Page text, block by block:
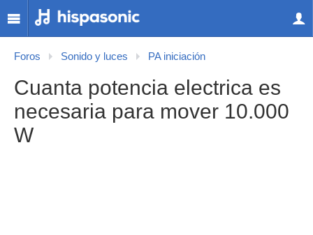
Foros Sonido y luces PA iniciación
Cuanta potencia electrica es
necesaria para mover 10.000
W